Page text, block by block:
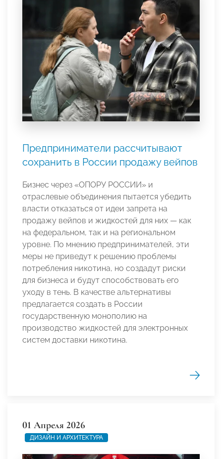
Предприниматели рассчитывают
сохранить в России продажу вейпов
Бизнес через «ОПОРУ РОССИИ» и
отраслевые объединения пытается убедить
власти отказаться от идеи запрета на
продажу вейпов и жидкостей для них — как
на федеральном, так и на региональном
уровне. По мнению предпринимателей, эти
меры не приведут к решению проблемы
потребления никотина, но создадут риски
для бизнеса и будут способствовать его
уходу в тень. В качестве альтернативы
предлагается создать в России
государственную монополию на
производство жидкостей для электронных
систем доставки никотина.
01 Апреля 2026
ДИЗАЙН И АРХИТЕКТУРА